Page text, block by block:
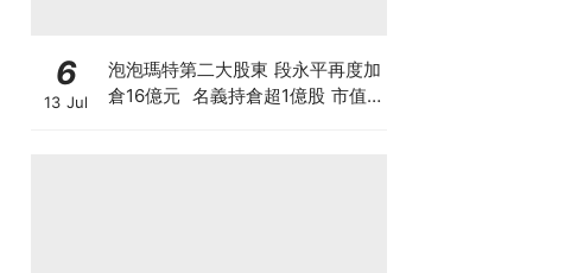
6
13 Jul
泡泡瑪特第二大股東 段永平再度加
倉16億元 名義持倉超1億股 市值